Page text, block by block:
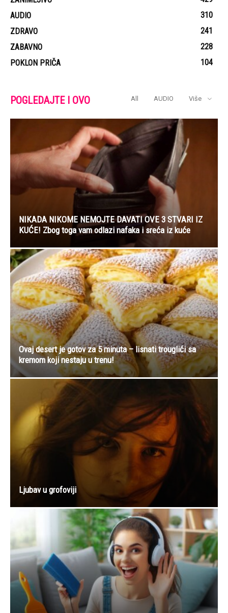
AUDIO
310
ZDRAVO
241
ZABAVNO
228
POKLON PRIČA
104
POGLEDAJTE I OVO All AUDIO Više
NIKADA NIKOME NEMOJTE DAVATI OVE 3 STVARI IZ
KUĆE! Zbog toga vam odlazi nafaka i sreća iz kuće
Ovaj desert je gotov za 5 minuta – lisnati trouglići sa
kremom koji nestaju u trenu!
Ljubav u grofoviji